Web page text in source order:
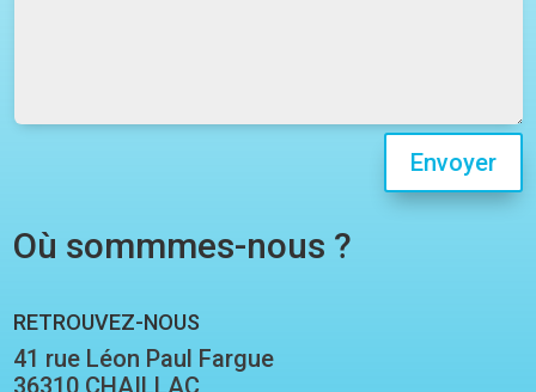
Envoyer
Où sommmes-nous ?
RETROUVEZ-NOUS
41 rue Léon Paul Fargue
36310 CHAILLAC